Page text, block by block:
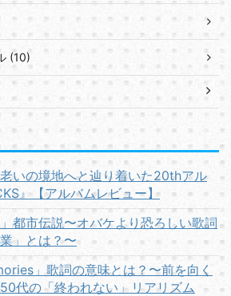
(10)
老いの境地へと辿り着いた20thアル
』【アルバムレビュー】
都市伝説〜オバケより恐ろしい歌詞
」とは？〜
」歌詞の意味とは？〜前を向く
代の「終われない」リアリズム